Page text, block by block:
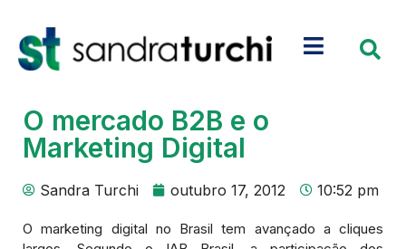
O mercado B2B e o
Marketing Digital
Sandra Turchi outubro 17, 2012 10:52 pm
O marketing digital no Brasil tem avançado a cliques